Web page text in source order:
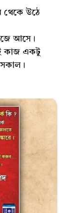
থেকে উঠে
আসে।
কাজ একটু